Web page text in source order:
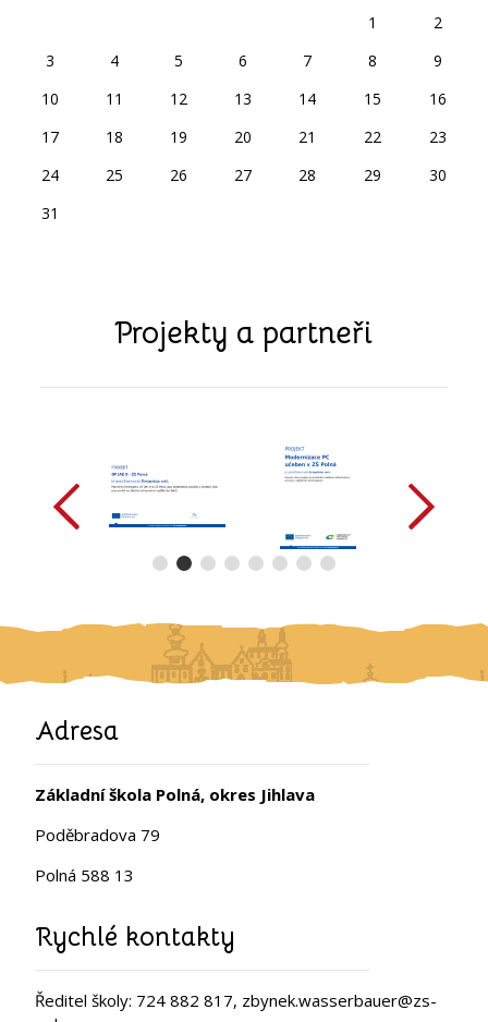
1
2
3
4 5 6 7 8
9
10
11 12 13 14 15
16
17
18 19 20 21 22
23
24
25 26 27 28 29
30
31
Projekty a partneři
Adresa
Základní škola Polná, okres Jihlava
Poděbradova 79
Polná 588 13
Rychlé kontakty
Ředitel školy: 724 882 817, zbynek.wasserbauer@zs-